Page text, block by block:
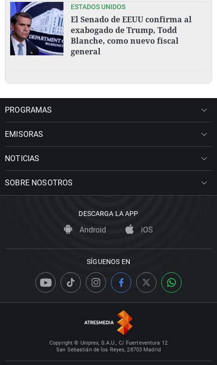
ESTADOS UNIDOS
El Senado de EEUU confirma al
exabogado de Trump, Todd
Blanche, como nuevo fiscal
general
PROGRAMAS
EMISORAS
NOTICIAS
SOBRE NOSOTROS
DESCARGA LA APP
Android iOS
SÍGUENOS EN
Copyright © Uniprex, S.A.U., C/ Fuerteventura 12
San Sebastián de los Reyes, 28703 Madrid